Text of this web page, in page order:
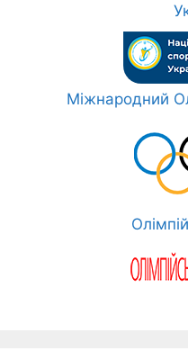
Міжнародний